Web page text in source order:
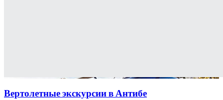
Вертолетные экскурсии в Антибе